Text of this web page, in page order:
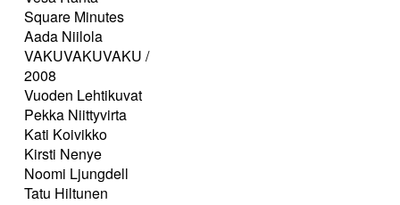
Square Minutes
Aada Niilola
VAKUVAKUVAKU /
2008
Vuoden Lehtikuvat
Pekka Niittyvirta
Kati Koivikko
Kirsti Nenye
Noomi Ljungdell
Tatu Hiltunen